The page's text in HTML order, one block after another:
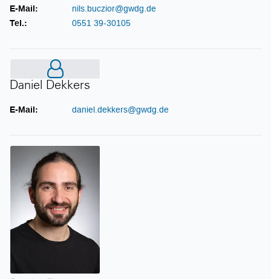
E-Mail:
nils.buczior@gwdg.de
Tel.:
0551 39-30105
Daniel Dekkers
Daniel Dekkers
E-Mail: daniel.dekkers@gwdg.de